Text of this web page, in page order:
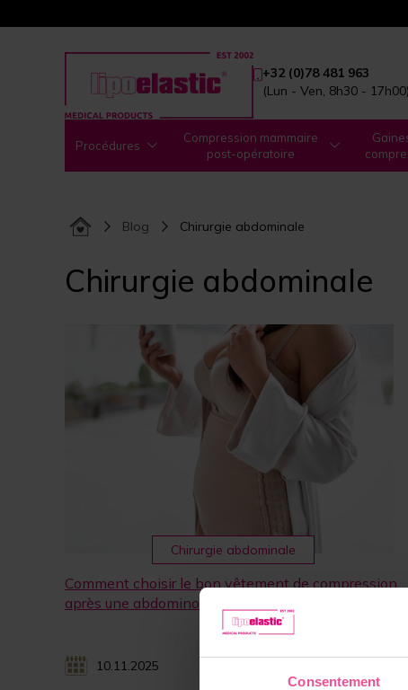
Consentement
+32 (0)78 481 963
(Lun - Ven, 8h30 - 17h00)
Procédures
Compression mammaire
post-opératoire
Blog Chirurgie abdominale
Chirurgie abdominale
Chirurgie abdominale
Comment choisir le bon vêtement de compression
après une abdominoplastie
10.11.2025